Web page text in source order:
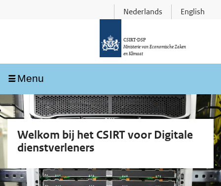
gaan
Nederlands English
CSIRT-DSP
Ministerie van Economische Zaken
en Klimaat
MenuIngeklapt
Welkom bij het CSIRT voor Digitale
dienstverleners